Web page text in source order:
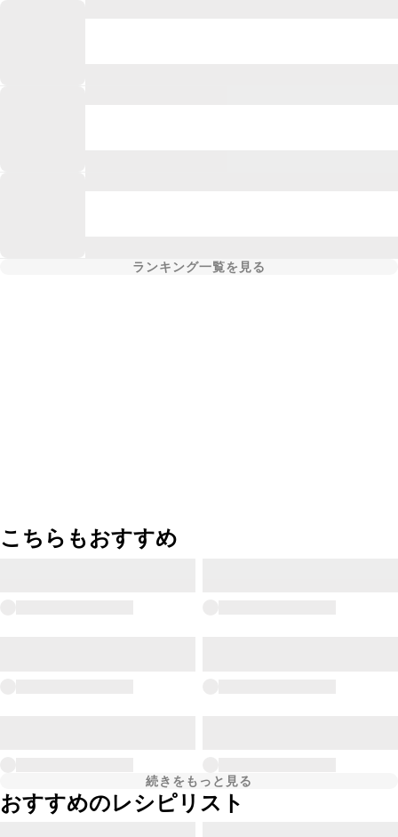
ランキング一覧を見る
こちらもおすすめ
続きをもっと見る
おすすめのレシピリスト